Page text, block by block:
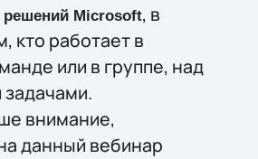
решений Microsoft, в
кто работает в
или в группе, над
внимание,
данный вебинар